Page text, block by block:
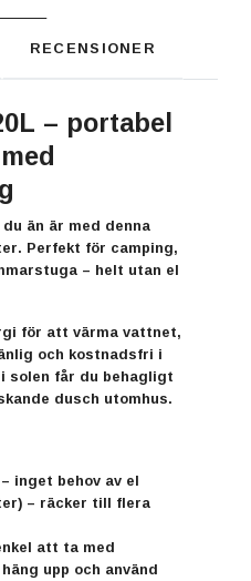
RECENSIONER
– portabel
än är med denna
. Perfekt för camping,
– helt utan el
för att värma vattnet,
och kostnadsfri i
solen får du behagligt
dusch utomhus.
– inget behov av el
– räcker till flera
att ta med
häng upp och använd